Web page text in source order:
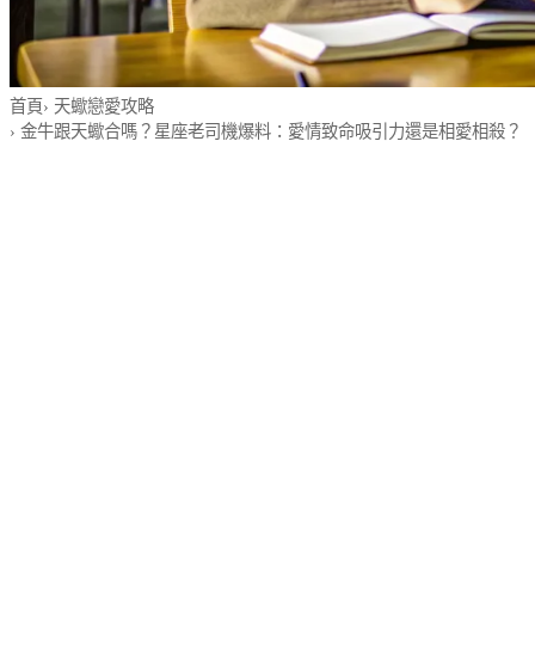
首頁› 天蠍戀愛攻略
› 金牛跟天蠍合嗎？星座老司機爆料：愛情致命吸引力還是相愛相殺？